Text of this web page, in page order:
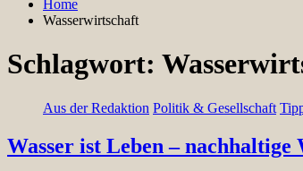
Home
Wasserwirtschaft
Schlagwort:
Aus der Redaktion Politik & Gesellschaft
Wasser ist Leben –